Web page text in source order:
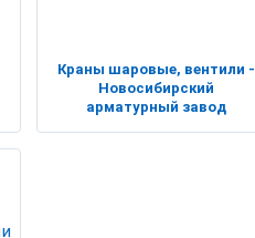
Краны шаровые, вентили -
Новосибирский
арматурный завод